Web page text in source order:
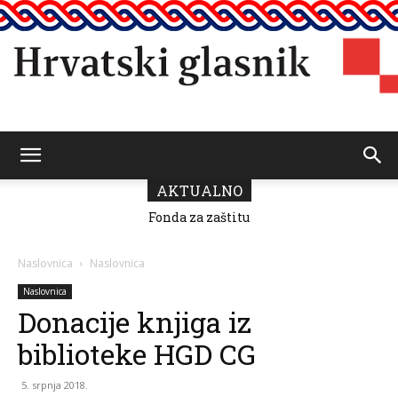
AKTUALNO
Fonda za zaštitu
2026.
U Pomorskom
Naslovnica Naslovnica
Naslovnica
Donacije knjiga iz
biblioteke HGD CG
5. srpnja 2018.